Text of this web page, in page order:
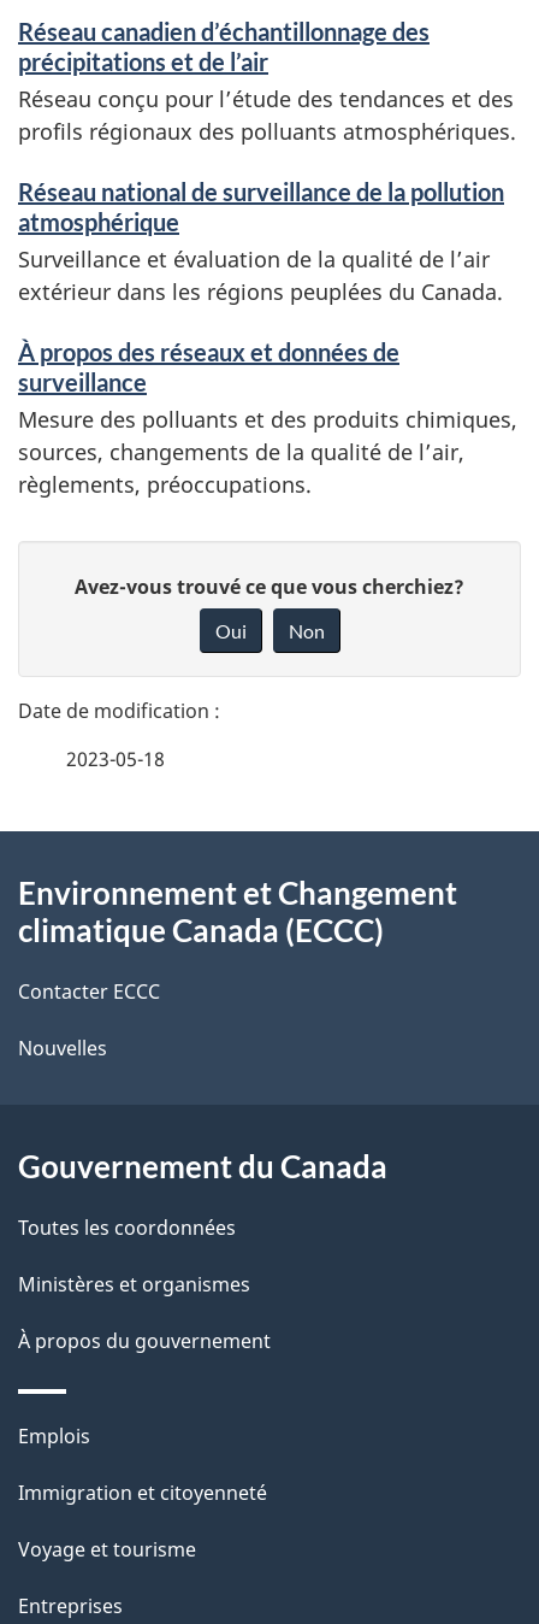
Réseau canadien d’échantillonnage des
précipitations et de l’air
Réseau conçu pour l’étude des tendances et des
profils régionaux des polluants atmosphériques.
Réseau national de surveillance de la pollution
atmosphérique
Surveillance et évaluation de la qualité de l’air
extérieur dans les régions peuplées du Canada.
À propos des réseaux et données de
surveillance
Mesure des polluants et des produits chimiques,
sources, changements de la qualité de l’air,
règlements, préoccupations.
t
a
l
s
d
e
l
a
g
e
n
o
t
r
r
t
a
c
i
o
s
u
r
e
t
Avez-vous trouvé ce que vous cherchiez?
Oui Non
2023-05-18
propos
de
ce
site
Environnement et Changement
climatique Canada (ECCC)
Contacter ECCC
Nouvelles
Gouvernement du Canada
Toutes les coordonnées
Ministères et organismes
À propos du gouvernement
Thèmes
sujets
Emplois
Immigration et citoyenneté
Voyage et tourisme
Entreprises